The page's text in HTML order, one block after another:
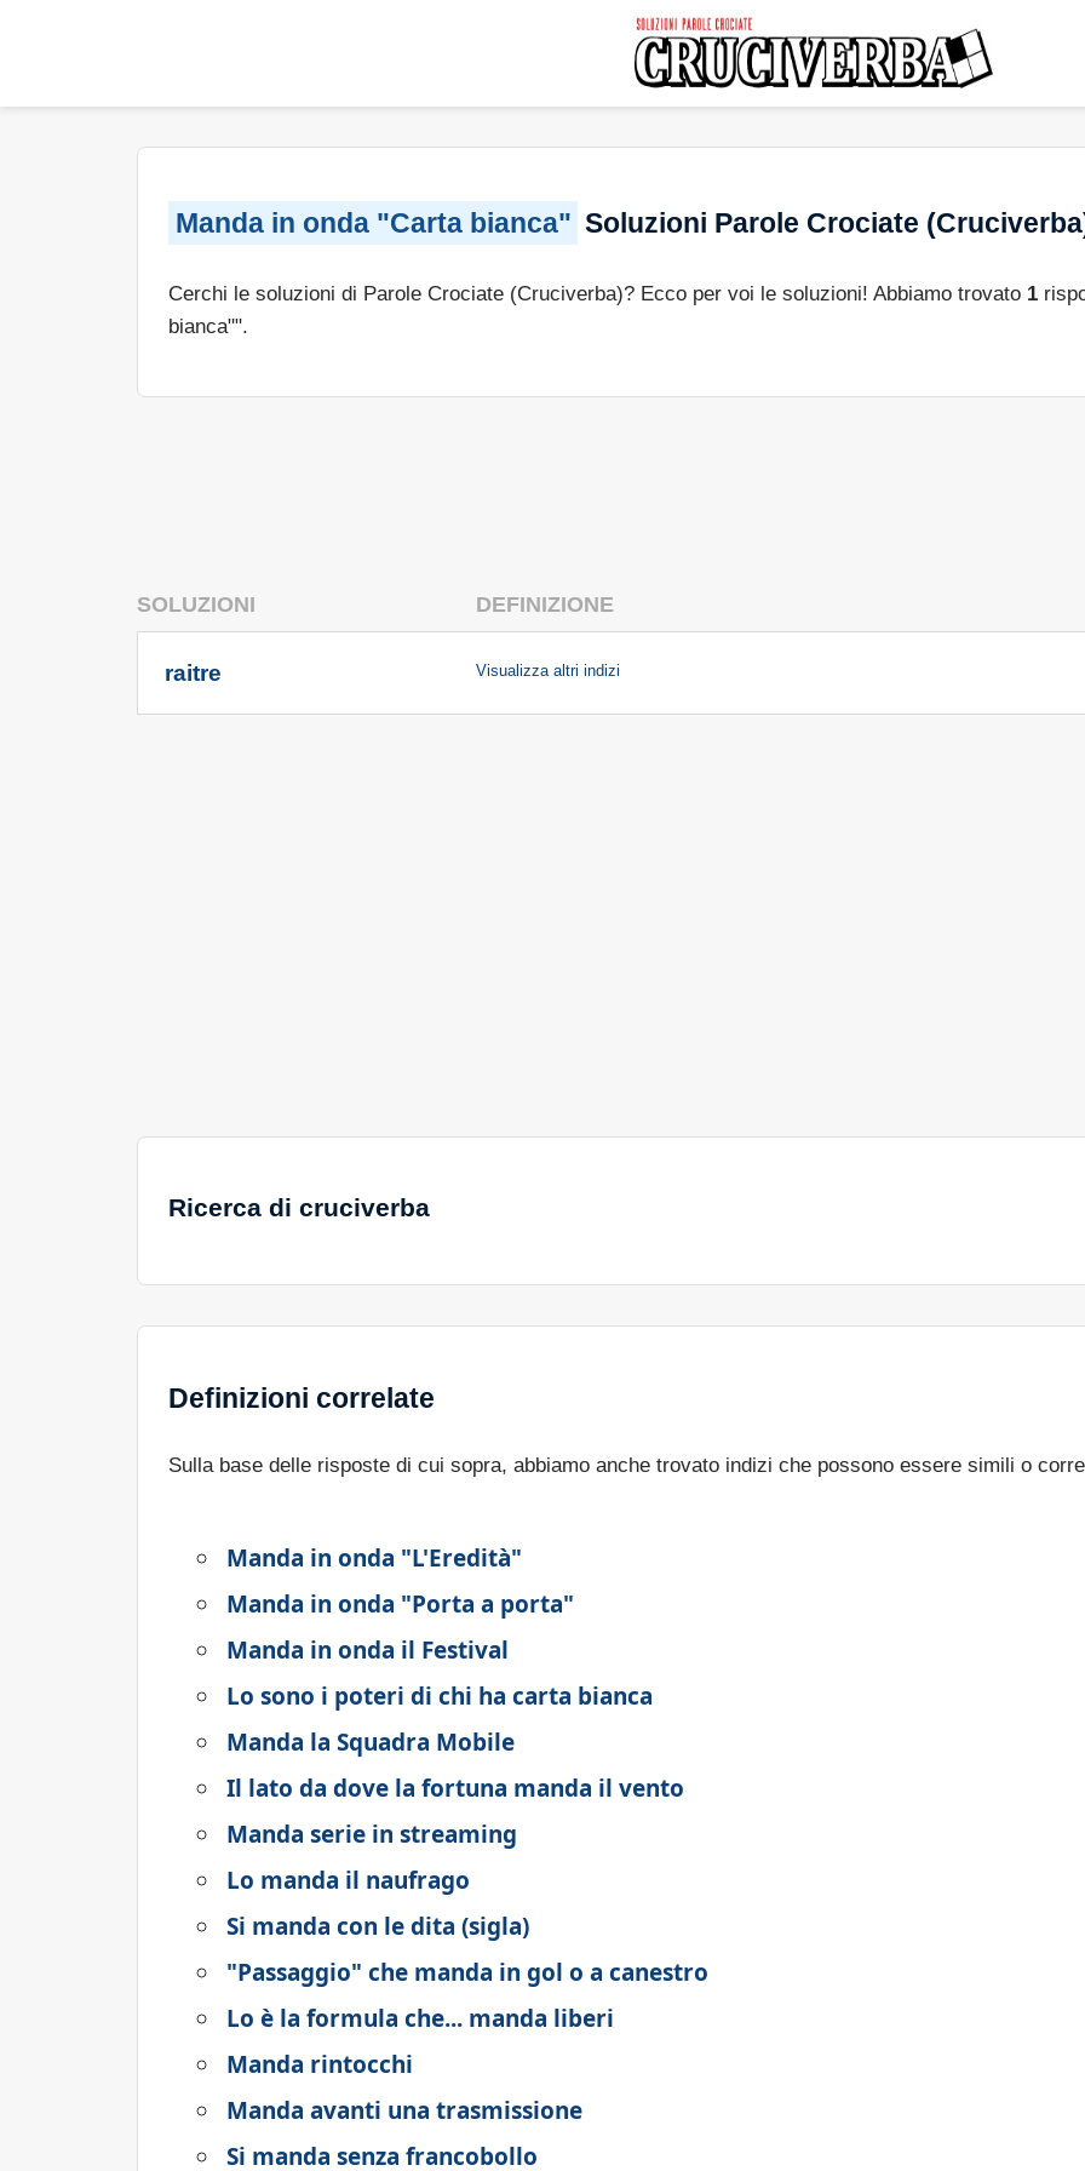
Manda in onda "Carta bianca" Soluzioni Parole Crociate
Cerchi le soluzioni di Parole Crociate (Cruciverba)? Ecco per voi le soluzioni! Abbiamo trovato 1
bianca"".
SOLUZIONI DEFINIZIONE
raitre Visualizza altri indizi
Ricerca di cruciverba
Definizioni correlate
Sulla base delle risposte di cui sopra, abbiamo anche trovato indizi che possono essere simili o
Manda in onda "L'Eredità"
Manda in onda "Porta a porta"
Manda in onda il Festival
Lo sono i poteri di chi ha carta bianca
Manda la Squadra Mobile
Il lato da dove la fortuna manda il vento
Manda serie in streaming
Lo manda il naufrago
Si manda con le dita (sigla)
"Passaggio" che manda in gol o a canestro
Lo è la formula che... manda liberi
Manda rintocchi
Manda avanti una trasmissione
Si manda senza francobollo